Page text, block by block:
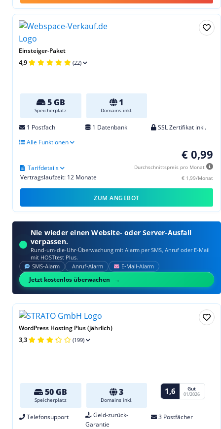
Einsteiger-Paket
4,9 (22)
5 GB
Speicherplatz
1
Domains inkl.
1 Postfach 1 Datenbank
SSL Zertifikat inkl.
Alle Funktionen
€ 0,99
Durchschnittspreis pro Monat
€ 1,99/Monat
Vertragslaufzeit: 12 Monate
Tarifdetails
ZUM ANGEBOT
Nie wieder einen Website- oder Server-Ausfall
verpassen.
Rund-um-die-Uhr-Überwachung mit Alarm per SMS, Anruf oder E‑Mail
mit HOSTtest Plus.
SMS‑Alarm Anruf‑Alarm E‑Mail‑Alarm
Jetzt kostenlos überwachen
WordPress Hosting Plus (jährlich)
3,3 (199)
50 GB
Speicherplatz
3
Domains inkl.
1,6 Gut
01/2026
Telefonsupport
Geld-zurück-
Garantie
3 Postfächer